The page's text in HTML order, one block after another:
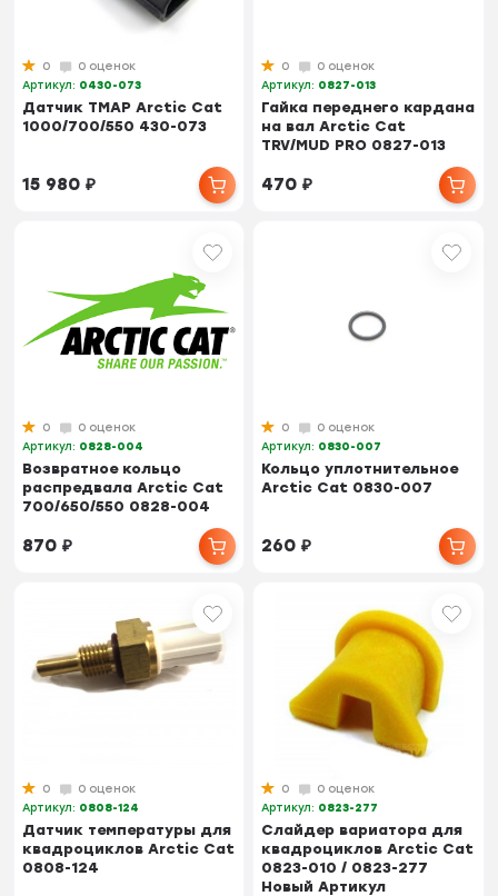
0
0 оценок
Артикул: 0430-073
Датчик TMAP Arctic Cat
1000/700/550 430-073
15 980₽
0
0 оценок
Артикул: 0827-013
Гайка переднего кардана
на вал Arctic Cat
TRV/MUD PRO 0827-013
470₽
0
0 оценок
Артикул: 0828-004
Возвратное кольцо
распредвала Arctic Cat
700/650/550 0828-004
870₽
0
0 оценок
Артикул: 0830-007
Кольцо уплотнительное
Arctic Cat 0830-007
260₽
0
0 оценок
Артикул: 0808-124
Датчик температуры для
квадроциклов Arctic Cat
0808-124
0
0 оценок
Артикул: 0823-277
Слайдер вариатора для
квадроциклов Arctic Cat
0823-010 / 0823-277
Новый Артикул